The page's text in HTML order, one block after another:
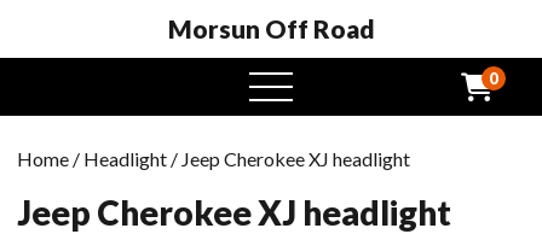
Morsun Off Road
Buksan
ang
0
Home / Headlight / Jeep Cherokee XJ headlight
Jeep Cherokee XJ headlight